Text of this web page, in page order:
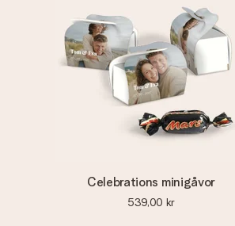
Celebrations minigåvor
539,00 kr